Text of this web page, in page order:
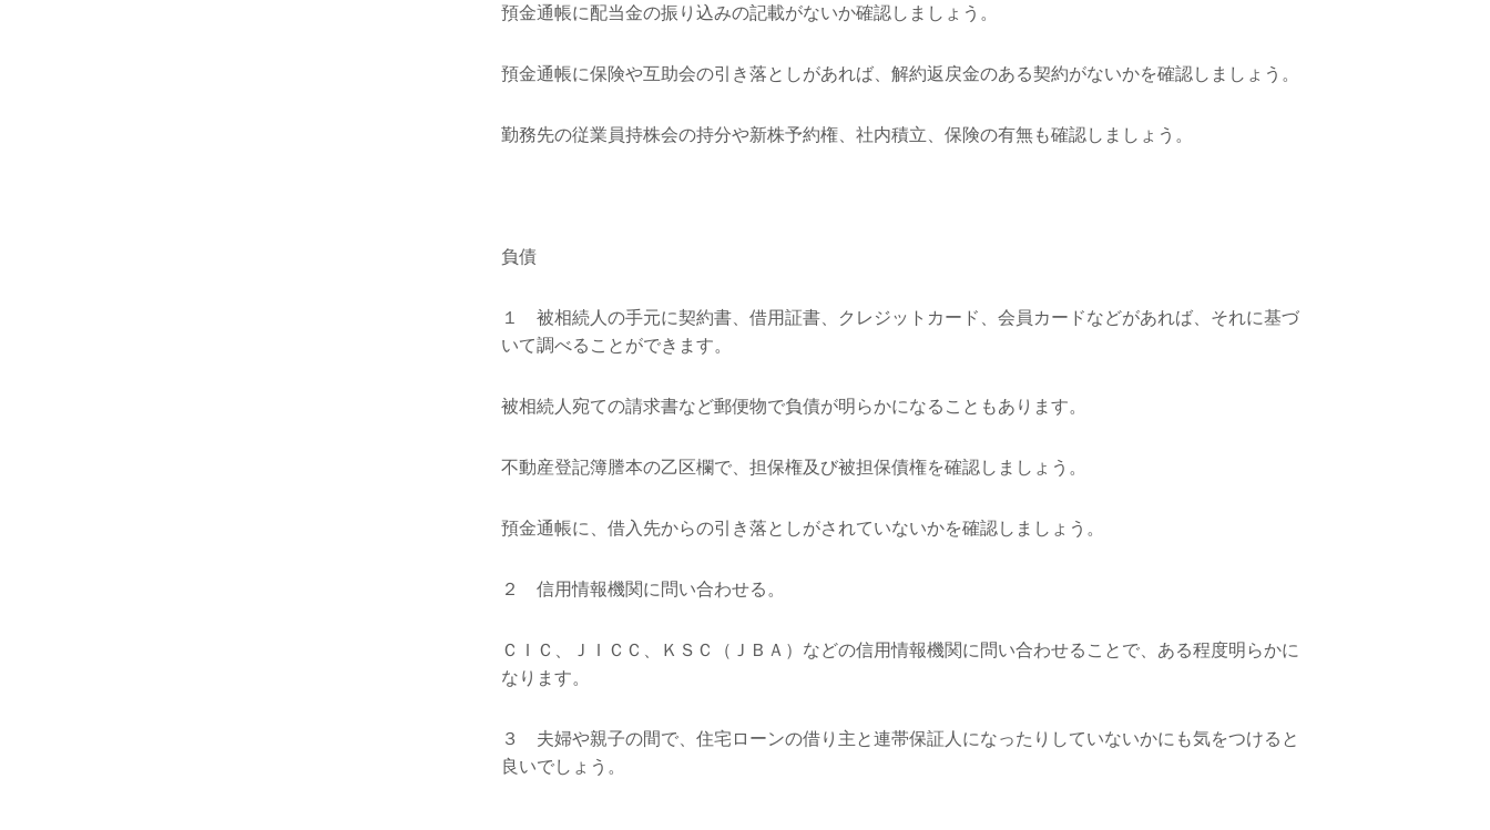
預金通帳に配当金の振り込みの記載がないか確認しましょう。
預金通帳に保険や互助会の引き落としがあれば、解約返戻金のある契約がないかを確認しましょう。
勤務先の従業員持株会の持分や新株予約権、社内積立、保険の有無も確認しましょう。
負債
１ 被相続人の手元に契約書、借用証書、クレジットカード、会員カードなどがあれば、それに基づ
いて調べることができます。
被相続人宛ての請求書など郵便物で負債が明らかになることもあります。
不動産登記簿謄本の乙区欄で、担保権及び被担保債権を確認しましょう。
預金通帳に、借入先からの引き落としがされていないかを確認しましょう。
２ 信用情報機関に問い合わせる。
ＣＩＣ、ＪＩＣＣ、ＫＳＣ（ＪＢＡ）などの信用情報機関に問い合わせることで、ある程度明らかに
なります。
３ 夫婦や親子の間で、住宅ローンの借り主と連帯保証人になったりしていないかにも気をつけると
良いでしょう。